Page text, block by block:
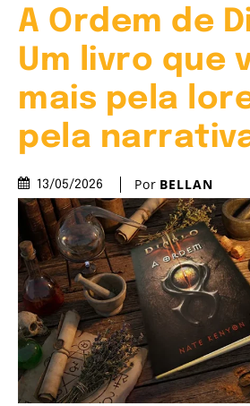
A Ordem de
Um livro que
mais pela
pela
13/05/2026 Por BELLAN